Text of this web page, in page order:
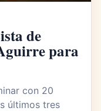
de
para
con 20
últimos tres